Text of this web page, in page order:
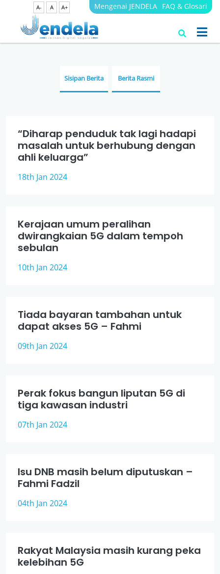
A- A A+ Mengenai JENDELA FAQ & Glosari
Berita
Sisipan Berita Berita Rasmi
“Diharap penduduk tak lagi hadapi
masalah untuk berhubung dengan
ahli keluarga”
18th Jan 2024
Kerajaan umum peralihan
dwirangkaian 5G dalam tempoh
sebulan
10th Jan 2024
Tiada bayaran tambahan untuk
dapat akses 5G – Fahmi
09th Jan 2024
Perak fokus bangun liputan 5G di
tiga kawasan industri
07th Jan 2024
Isu DNB masih belum diputuskan –
Fahmi Fadzil
04th Jan 2024
Rakyat Malaysia masih kurang peka
kelebihan 5G